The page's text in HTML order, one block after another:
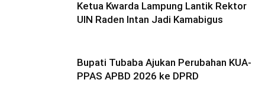
Ketua Kwarda Lampung Lantik Rektor
UIN Raden Intan Jadi Kamabigus
Bupati Tubaba Ajukan Perubahan KUA-
PPAS APBD 2026 ke DPRD